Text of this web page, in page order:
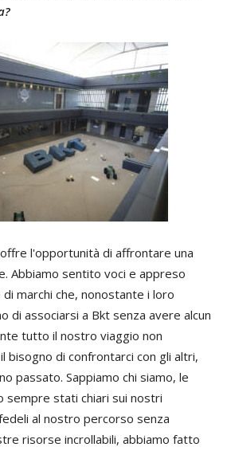
l'opportunità di affrontare una
Abbiamo sentito voci e appreso
marchi che, nonostante i loro
di associarsi a Bkt senza avere alcun
tutto il nostro viaggio non
bisogno di confrontarci con gli altri,
passato. Sappiamo chi siamo, le
sempre stati chiari sui nostri
al nostro percorso senza
risorse incrollabili, abbiamo fatto